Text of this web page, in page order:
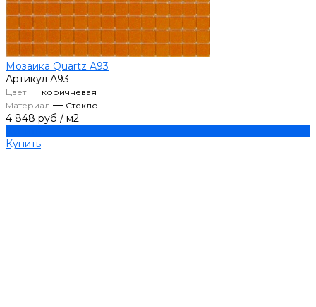
Мозаика Quartz A93
Артикул А93
Цвет— коричневая
Материал — Стекло
4 848 руб / м2
Купить